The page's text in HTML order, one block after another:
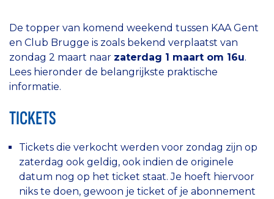
De topper van komend weekend tussen KAA Gent
en Club Brugge is zoals bekend verplaatst van
zondag 2 maart naar zaterdag 1 maart om 16u.
Lees hieronder de belangrijkste praktische
informatie.
TICKETS
Tickets die verkocht werden voor zondag zijn op
zaterdag ook geldig, ook indien de originele
datum nog op het ticket staat. Je hoeft hiervoor
niks te doen, gewoon je ticket of je abonnement